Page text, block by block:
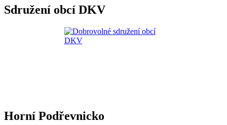
Sdružení obcí DKV
Horní Podřevnicko